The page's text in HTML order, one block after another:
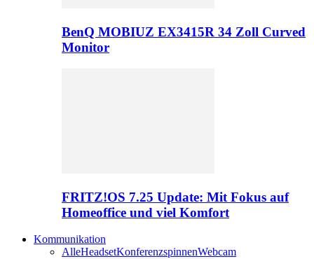
BenQ MOBIUZ EX3415R 34 Zoll Curved
Monitor
FRITZ!OS 7.25 Update: Mit Fokus auf
Homeoffice und viel Komfort
Kommunikation
AlleHeadsetKonferenzspinnenWebcam